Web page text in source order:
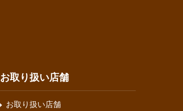
お取り扱い店舗
お取り扱い店舗